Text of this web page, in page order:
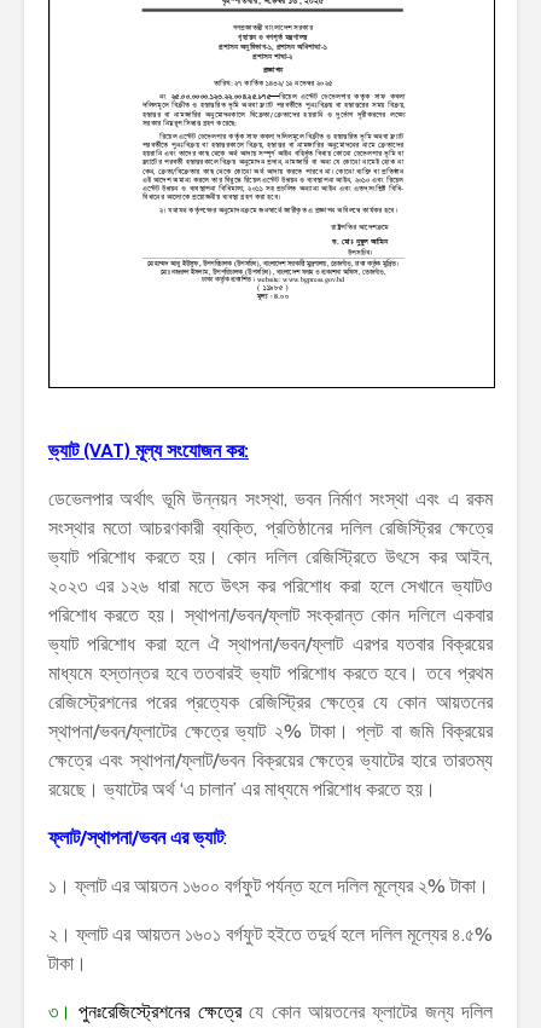
ভ্যাট (VAT) মূল্য সংযোজন কর:
ডেভেলপার অর্থাৎ ভূমি উন্নয়ন সংস্থা, ভবন নির্মাণ সংস্থা এবং এ রকম
সংস্থার মতো আচরণকারী ব্যক্তি, প্রতিষ্ঠানের দলিল রেজিস্ট্রির ক্ষেত্রে
ভ্যাট পরিশোধ করতে হয়। কোন দলিল রেজিস্ট্রিতে উৎসে কর আইন,
২০২৩ এর ১২৬ ধারা মতে উৎস কর পরিশোধ করা হলে সেখানে ভ্যাটও
পরিশোধ করতে হয়। স্থাপনা/ভবন/ফ্লাট সংক্রান্ত কোন দলিলে একবার
ভ্যাট পরিশোধ করা হলে ঐ স্থাপনা/ভবন/ফ্লাট এরপর যতবার বিক্রয়ের
মাধ্যমে হস্তান্তর হবে ততবারই ভ্যাট পরিশোধ করতে হবে। তবে প্রথম
রেজিস্ট্রেশনের পরের প্রত্যেক রেজিস্ট্রির ক্ষেত্রে যে কোন আয়তনের
স্থাপনা/ভবন/ফ্লাটের ক্ষেত্রে ভ্যাট ২% টাকা। প্লট বা জমি বিক্রয়ের
ক্ষেত্রে এবং স্থাপনা/ফ্লাট/ভবন বিক্রয়ের ক্ষেত্রে ভ্যাটের হারে তারতম্য
রয়েছে। ভ্যাটের অর্থ ‘এ চালান’ এর মাধ্যমে পরিশোধ করতে হয়।
ফ্লাট/স্থাপনা/ভবন এর ভ্যাট:
১। ফ্লাট এর আয়তন ১৬০০ বর্গফুট পর্যন্ত হলে দলিল মূল্যের ২% টাকা।
২। ফ্লাট এর আয়তন ১৬০১ বর্গফুট হইতে তদুর্ধ হলে দলিল মূল্যের ৪.৫%
টাকা।
৩।পুনঃরেজিস্ট্রেশনের ক্ষেত্রেযে কোন আয়তনের ফ্লাটের জন্য দলিল